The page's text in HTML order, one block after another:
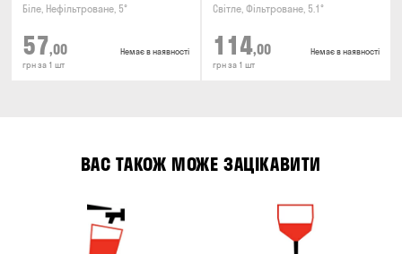
Біле, Нефільтроване, 5°
57,00
грн за 1 шт
Немає в наявності
Світле, Фільтроване, 5.1°
114,00
грн за 1 шт
Немає в наявності
ВАС ТАКОЖ МОЖЕ ЗАЦІКАВИТИ